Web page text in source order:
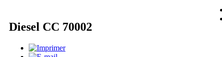
Diesel CC 70002